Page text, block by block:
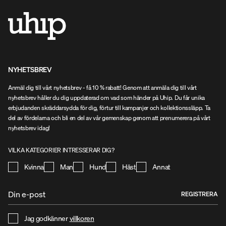
NYHETSBREV
Anmäl dig till vårt nyhetsbrev - få 10 % rabatt! Genom att anmäla dig till vårt
nyhetsbrev håller du dig uppdaterad om vad som händer på Uhip. Du får unika
erbjudanden skräddarsydda för dig, förtur till kampanjer och kollektionssläpp. Ta
del av fördelarna och bli en del av vår gemenskap genom att prenumerera på vårt
nyhetsbrev idag!
VILKA KATEGORIER INTRESSERAR DIG?
Kvinna Man Hund Häst Annat
REGISTRERA
Jag godkännervillkoren